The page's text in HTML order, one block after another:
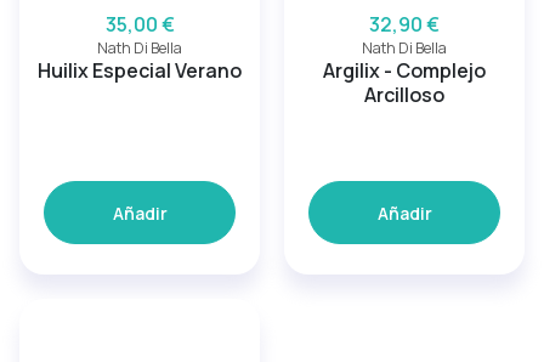
35,00 €
Nath Di Bella
Huilix Especial Verano
Añadir
32,90 €
Nath Di Bella
Argilix - Complejo
Arcilloso
Añadir